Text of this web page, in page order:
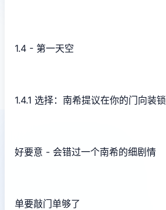
1.4 - 第一天空
1.4.1 选择：南希提议在你的门向装锁
好要意 - 会错过一个南希的细剧情
单要敲门单够了